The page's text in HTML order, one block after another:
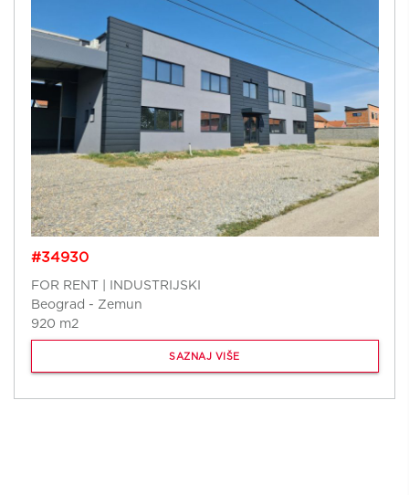
#34930
FOR RENT | INDUSTRIJSKI
Beograd - Zemun
920 m2
SAZNAJ VIŠE